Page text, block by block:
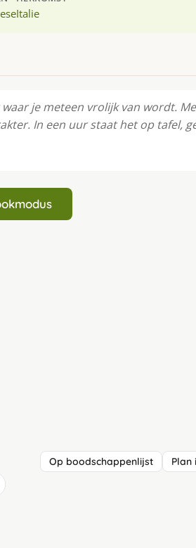
Italie
je meteen vrolijk van wordt.
In een uur staat het op tafel,
Op boodschappenlijst Plan